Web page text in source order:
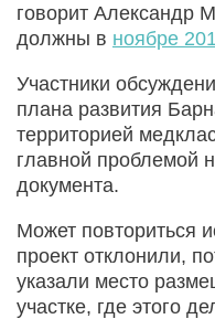
говорит Александр
должны в ноябре
Участники
плана развития
территорией
главной проблемой
документа.
Может повториться
проект отклонили,
указали место
участке, где этого